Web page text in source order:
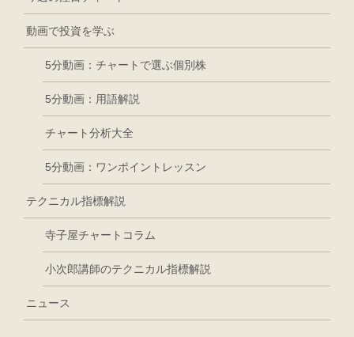
動画で投資を学ぶ
5分動画：チャートで選ぶ個別株
5分動画：用語解説
チャート分析大全
5分動画：ワンポイントレッスン
テクニカル指標解説
寺子屋チャートコラム
小次郎講師のテクニカル指標解説
ニュース